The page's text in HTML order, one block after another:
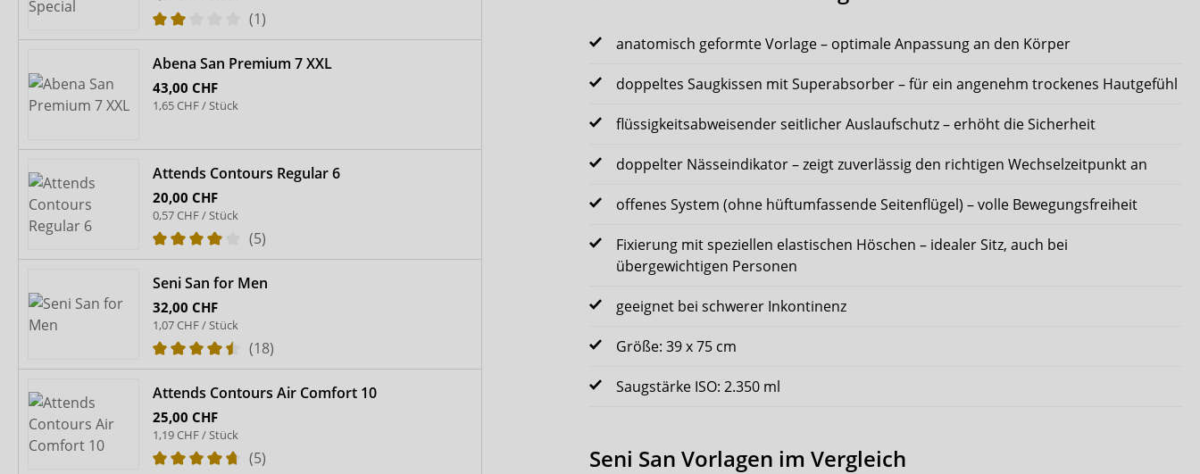
(1)
Abena San Premium 7 XXL
43,00 CHF
1,65 CHF / Stück
Attends Contours Regular 6
20,00 CHF
0,57 CHF / Stück
(5)
Seni San for Men
32,00 CHF
1,07 CHF / Stück
(18)
Attends Contours Air Comfort 10
25,00 CHF
1,19 CHF / Stück
(5)
anatomisch geformte Vorlage – optimale Anpassung an den Körper
doppeltes Saugkissen mit Superabsorber – für ein angenehm trockenes Hautgefühl
flüssigkeitsabweisender seitlicher Auslaufschutz – erhöht die Sicherheit
doppelter Nässeindikator – zeigt zuverlässig den richtigen Wechselzeitpunkt an
offenes System (ohne hüftumfassende Seitenflügel) – volle Bewegungsfreiheit
Fixierung mit speziellen elastischen Höschen – idealer Sitz, auch bei
übergewichtigen Personen
geeignet bei schwerer Inkontinenz
Größe: 39 x 75 cm
Saugstärke ISO: 2.350 ml
Seni San Vorlagen im Vergleich